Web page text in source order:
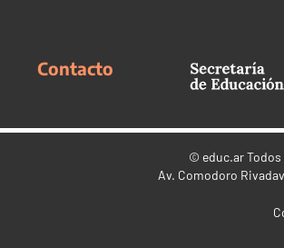
Contacto
© educ.arTodos
Av. Comodoro